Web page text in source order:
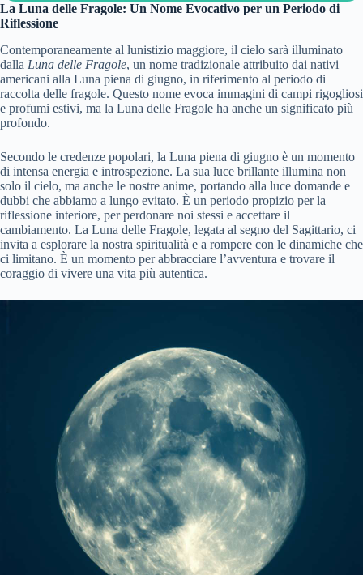
La Luna delle Fragole: Un Nome Evocativo per un Periodo di
Riflessione
Contemporaneamente al lunistizio maggiore, il cielo sarà illuminato
dalla Luna delle Fragole, un nome tradizionale attribuito dai nativi
americani alla Luna piena di giugno, in riferimento al periodo di
raccolta delle fragole. Questo nome evoca immagini di campi rigogliosi
e profumi estivi, ma la Luna delle Fragole ha anche un significato più
profondo.
Secondo le credenze popolari, la Luna piena di giugno è un momento
di intensa energia e introspezione. La sua luce brillante illumina non
solo il cielo, ma anche le nostre anime, portando alla luce domande e
dubbi che abbiamo a lungo evitato. È un periodo propizio per la
riflessione interiore, per perdonare noi stessi e accettare il
cambiamento. La Luna delle Fragole, legata al segno del Sagittario, ci
invita a esplorare la nostra spiritualità e a rompere con le dinamiche che
ci limitano. È un momento per abbracciare l’avventura e trovare il
coraggio di vivere una vita più autentica.